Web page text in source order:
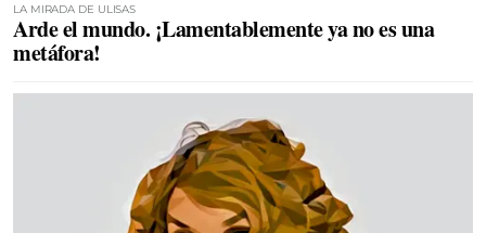
LA MIRADA DE ULISAS
Arde el mundo. ¡Lamentablemente ya no es una
metáfora!